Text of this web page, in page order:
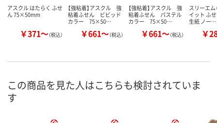
アスクル はたらく ふせ
ん 75×50mm
￥371～（税込）
【強粘着】アスクル 強
粘着ふせん ビビッド
カラー 75×50…
￥661～（税込）
【強粘着】アスクル 強
粘着ふせん パステル
カラー 75×50…
￥661～（税込）
スリーエム
イット ふ
生紙 ノー…
￥
この商品を見た人はこちらも検討されていま
す